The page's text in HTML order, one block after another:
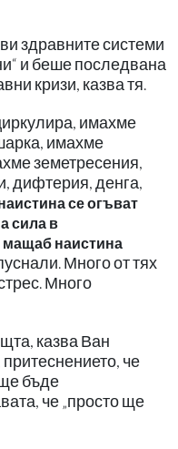
здравните системи
и беше последвана
кризи, казва тя.
имахме
имахме
земетресения,
дифтерия, денга,
се огъват
сила в
мащаб наистина
Много от тях
Много
казва Ван
че
бъде
че „просто ще